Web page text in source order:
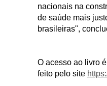
nacionais na
de saúde mais
brasileiras",
O acesso ao livro
feito pelo site